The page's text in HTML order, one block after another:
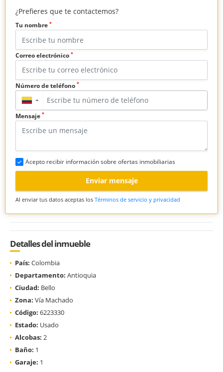
¿Prefieres que te contactemos?
Tu nombre *
Correo electrónico *
Número de teléfono *
▼
Mensaje *
Acepto recibir información sobre ofertas inmobiliarias
Enviar mensaje
Al enviar tus datos aceptas los Términos de servicio y privacidad
Detalles del inmueble
País: Colombia
Departamento: Antioquia
Ciudad: Bello
Zona: Vía Machado
Código: 6223330
Estado: Usado
Alcobas: 2
Baño: 1
Garaje: 1